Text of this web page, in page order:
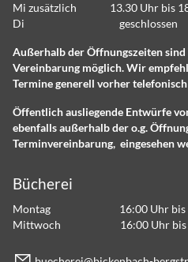
Mi zusätzlich 13.30 Uhr bis
Di geschlossen
Außerhalb der Öffnungszeiten
Vereinbarung möglich. Wir
Termine generell vorher
Öffentlich ausliegende Entwürfe
ebenfalls außerhalb der o.g.
Terminvereinbarung, eingesehen
Bücherei
Montag 16:00 Uhr bis
Mittwoch 16:00 Uhr bis